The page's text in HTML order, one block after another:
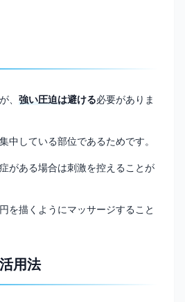
、 強い圧迫は避ける必要がありま
中している部位であるためです。
がある場合は刺激を控えることが
を描くようにマッサージすること
用法